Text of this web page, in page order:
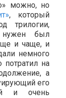
можно, но
, который
трилогии,
нужен был
и чаще, и
немного
потратил на
а
его
и очень